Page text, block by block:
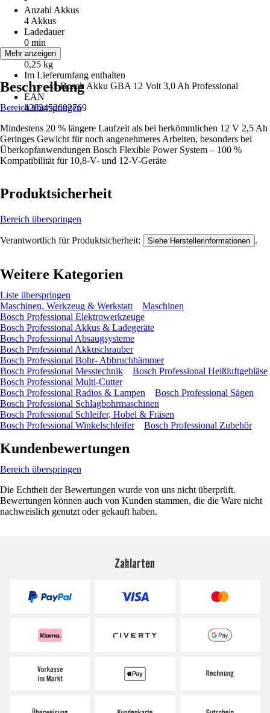
Anzahl Akkus
4 Akkus
Ladedauer
0 min
Gewicht
0,25 kg
Im Lieferumfang enthalten
4x Bosch Akku GBA 12 Volt 3,0 Ah Professional
EAN
4262452692769
Mehr anzeigen
Beschreibung
Bereich überspringen
Mindestens 20 % längere Laufzeit als bei herkömmlichen 12 V 2,5 Ah
Geringes Gewicht für noch angenehmeres Arbeiten, besonders bei
Überkopfanwendungen Bosch Flexible Power System – 100 %
Kompatibilität für 10,8-V- und 12-V-Geräte
Produktsicherheit
Bereich überspringen
Verantwortlich für Produktsicherheit: Siehe Herstellerinformationen .
Weitere Kategorien
Liste überspringen
Maschinen, Werkzeug & Werkstatt
Maschinen
Bosch Professional Elektrowerkzeuge
Bosch Professional Akkus & Ladegeräte
Bosch Professional Absaugsysteme
Bosch Professional Akkuschrauber
Bosch Professional Bohr- Abbruchhämmer
Bosch Professional Messtechnik
Bosch Professional Heißluftgebläse
Bosch Professional Multi-Cutter
Bosch Professional Radios & Lampen
Bosch Professional Sägen
Bosch Professional Schlagbohrmaschinen
Bosch Professional Schleifer, Hobel & Fräsen
Bosch Professional Winkelschleifer
Bosch Professional Zubehör
Kundenbewertungen
Bereich überspringen
Die Echtheit der Bewertungen wurde von uns nicht überprüft.
Bewertungen können auch von Kunden stammen, die die Ware nicht
nachweislich genutzt oder gekauft haben.
Zahlarten